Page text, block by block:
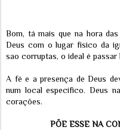
Bom, tá mais que na hora
Deus com o lugar físico da
sao corruptas, o ideal é passar
A fé e a presença de Deus
num local específico. Deus
corações.
PÕE ESSE NA